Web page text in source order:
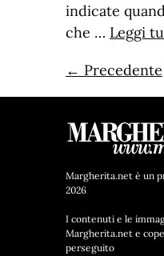
indicate
che … Leggi
← Precedente
Margherita.net è un
2026
I contenuti e le
Margherita.net e
perseguito